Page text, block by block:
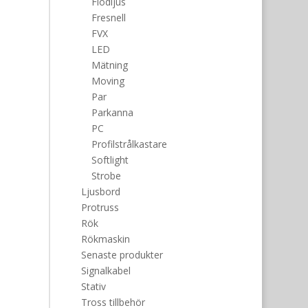
Fresnell
FVX
LED
Mätning
Moving
Par
Parkanna
PC
Profilstrålkastare
Softlight
Strobe
Ljusbord
Protruss
Rök
Rökmaskin
Senaste produkter
Signalkabel
Stativ
Tross tillbehör